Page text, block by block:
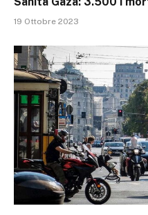
19 Ottobre 2023